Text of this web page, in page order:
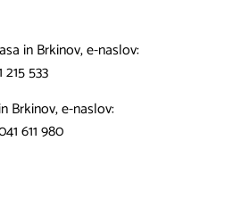
in Brkinov, e-naslov:
533
Brkinov, e-naslov:
611 980